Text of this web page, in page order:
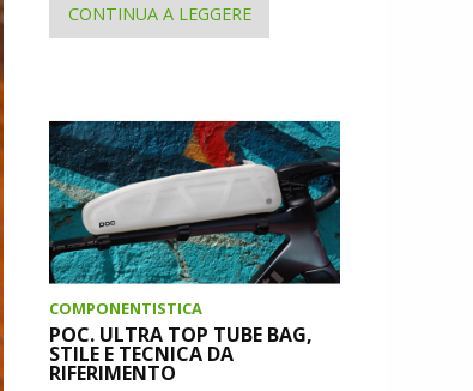
CONTINUA A LEGGERE
COMPONENTISTICA
POC. ULTRA TOP TUBE BAG,
STILE E TECNICA DA
RIFERIMENTO